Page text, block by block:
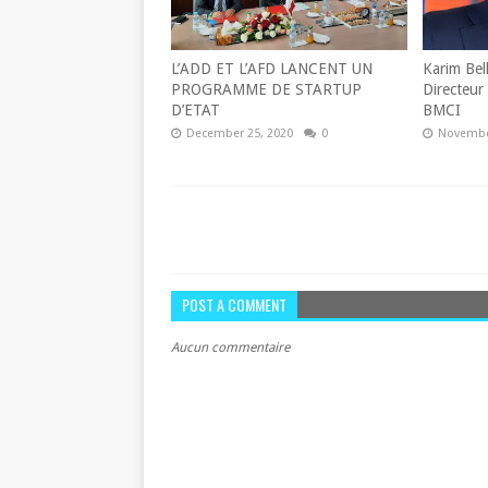
L’ADD ET L’AFD LANCENT UN
PROGRAMME DE STARTUP
D’ETAT
December 25, 2020 0
Karim
BMCI
POST A COMMENT
Aucun commentaire